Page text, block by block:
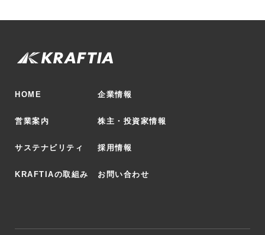
HOME 企業情報
営業案内 株主・投資家情報
サステナビリティ 採用情報
KRAFTIAの取組み お問い合わせ